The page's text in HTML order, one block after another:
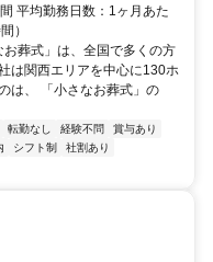
平均勤務日数：1ヶ月あた
）
葬式」は、全国で多くの方
は関西エリアを中心に130ホ
は、 「小さなお葬式」の
転勤なし 経験不問
賞与あり
シフト制
社割あり